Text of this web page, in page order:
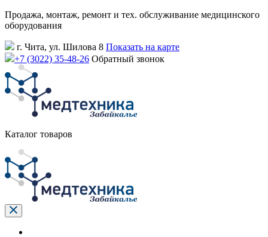
Продажа, монтаж, ремонт и тех. обслуживание медицинского
оборудования
г. Чита, ул. Шилова 8 Показать на карте
+7 (3022) 35-48-26 Обратный звонок
Каталог товаров